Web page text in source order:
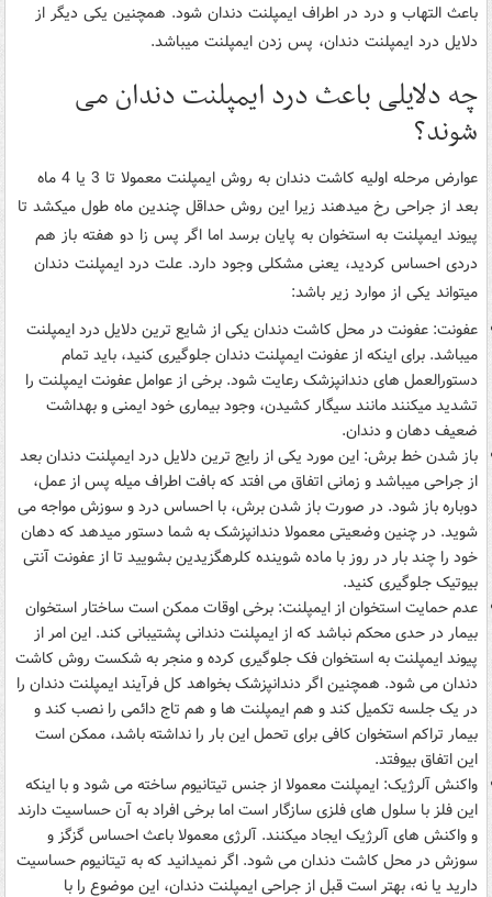
باعث التهاب و درد در اطراف ایمپلنت دندان شود. همچنین یکی دیگر از
دلایل درد ایمپلنت دندان، پس زدن ایمپلنت میباشد.
چه دلایلی باعث درد ایمپلنت دندان می
شوند؟
عوارض مرحله اولیه کاشت دندان به روش ایمپلنت معمولا تا 3 یا 4 ماه
بعد از جراحی رخ میدهند زیرا این روش حداقل چندین ماه طول میکشد تا
پیوند ایمپلنت به استخوان به پایان برسد اما اگر پس زا دو هفته باز هم
دردی احساس کردید، یعنی مشکلی وجود دارد. علت درد ایمپلنت دندان
میتواند یکی از موارد زیر باشد:
عفونت: عفونت در محل کاشت دندان یکی از شایع ترین دلایل درد ایمپلنت
میباشد. برای اینکه از عفونت ایمپلنت دندان جلوگیری کنید، باید تمام
دستورالعمل های دندانپزشک رعایت شود. برخی از عوامل عفونت ایمپلنت را
تشدید میکنند مانند سیگار کشیدن، وجود بیماری خود ایمنی و بهداشت
ضعیف دهان و دندان.
باز شدن خط برش: این مورد یکی از رایج ترین دلایل درد ایمپلنت دندان بعد
از جراحی میباشد و زمانی اتفاق می افتد که بافت اطراف میله پس از عمل،
دوباره باز شود. در صورت باز شدن برش، با احساس درد و سوزش مواجه می
شوید. در چنین وضعیتی معمولا دندانپزشک به شما دستور میدهد که دهان
خود را چند بار در روز با ماده شوینده کلرهگزیدین بشویید تا از عفونت آنتی
بیوتیک جلوگیری کنید.
عدم حمایت استخوان از ایمپلنت: برخی اوقات ممکن است ساختار استخوان
بیمار در حدی محکم نباشد که از ایمپلنت دندانی پشتیبانی کند. این امر از
پیوند ایمپلنت به استخوان فک جلوگیری کرده و منجر به شکست روش کاشت
دندان می شود. همچنین اگر دندانپزشک بخواهد کل فرآیند ایمپلنت دندان را
در یک جلسه تکمیل کند و هم ایمپلنت ها و هم تاج دائمی را نصب کند و
بیمار تراکم استخوان کافی برای تحمل این بار را نداشته باشد، ممکن است
این اتفاق بیوفتد.
واکنش آلرژیک: ایمپلنت معمولا از جنس تیتانیوم ساخته می شود و با اینکه
این فلز با سلول های فلزی سازگار است اما برخی افراد به آن حساسیت دارند
و واکنش های آلرژیک ایجاد میکنند. آلرژی معمولا باعث احساس گزگز و
سوزش در محل کاشت دندان می شود. اگر نمیدانید که به تیتانیوم حساسیت
دارید یا نه، بهتر است قبل از جراحی ایمپلنت دندان، این موضوع را با